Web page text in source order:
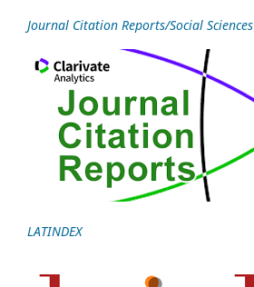
Journal Citation Reports/Social Sciences
LATINDEX